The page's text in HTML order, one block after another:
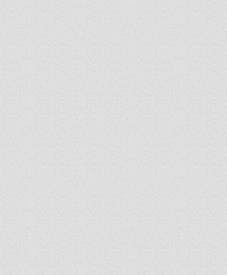
ÉSZAKI ESPERESSÉG
KÖZPONTI ESPERESSÉG
DÉLI ESPERESSÉG
ARCHÍVUM
ARCHÍV ÉLETKÉPEK
SZINÓDUS
ORGANIGRAMMA
PÜSPÖKI DEKRÉTUM
ZSINATI IMA
ZSINAT MOTTÓJA, LOGÓJA
ZSINATI IRODA
KOORDINÁLÓ BIZOTTSÁG
ZSINATI TAGOK
MUNKADOKUMENTUMOK
ZSINATI HÍREK-ÚJSÁG
PASZTORÁLSZOCIOLÓGIAI FELMÉRÉS